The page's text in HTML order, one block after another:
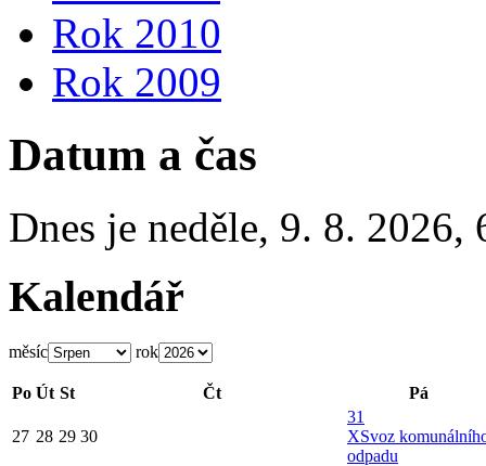
Rok 2010
Rok 2009
Datum a čas
Dnes je neděle, 9. 8. 2026,
Kalendář
měsíc rok
Po Út St Čt Pá
27 28 29 30
31
XSvoz
odpadu